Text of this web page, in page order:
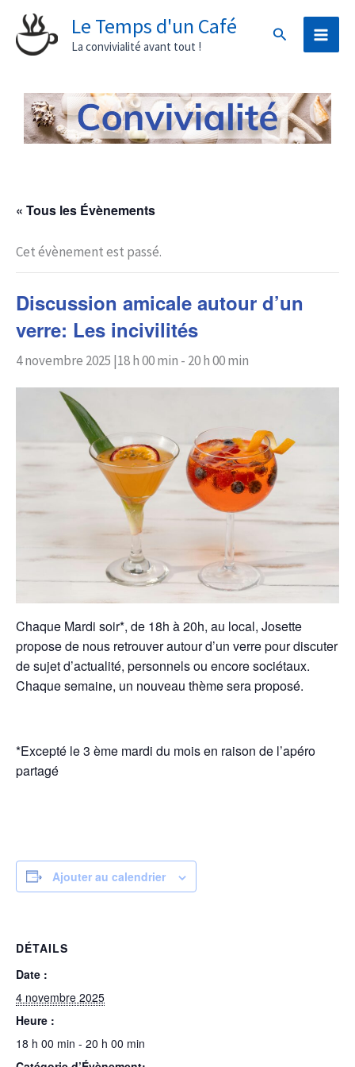
Aller
contenu
Le Temps d'un Café
La convivialité avant tout !
Rechercher
« Tous les Évènements
Cet évènement est passé.
Discussion amicale autour d’un
verre: Les incivilités
4 novembre 2025 |18 h 00 min - 20 h 00 min
Chaque Mardi soir*, de 18h à 20h, au local, Josette
propose de nous retrouver autour d’un verre pour discuter
de sujet d’actualité, personnels ou encore sociétaux.
Chaque semaine, un nouveau thème sera proposé.
*Excepté le 3 ème mardi du mois en raison de l’apéro
partagé
Ajouter au calendrier
DÉTAILS
Date :
4 novembre 2025
Heure :
18 h 00 min - 20 h 00 min